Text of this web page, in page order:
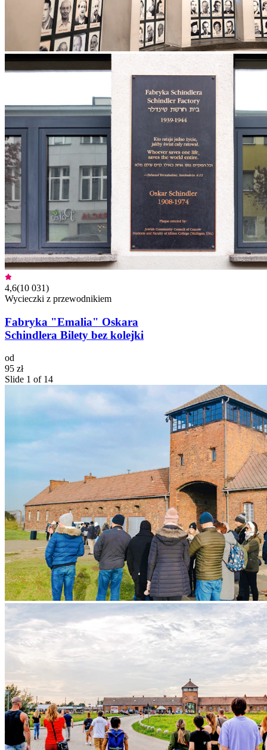
4,6(10 031)
Wycieczki z przewodnikiem
Fabryka "Emalia" Oskara
Schindlera Bilety bez kolejki
od
95 zł
Slide 1 of 14